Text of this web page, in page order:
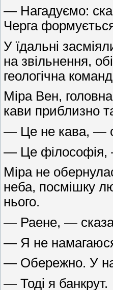
— Нагадуємо:
Черга
У їдальні
на звільнення,
геологічна
Міра Вен,
кави приблизно
— Це не кава, —
— Це філософія,
Міра не
неба, посмішку
нього.
— Раене, —
— Я не намагаюся.
— Обережно. У нас
— Тоді я банкрут.